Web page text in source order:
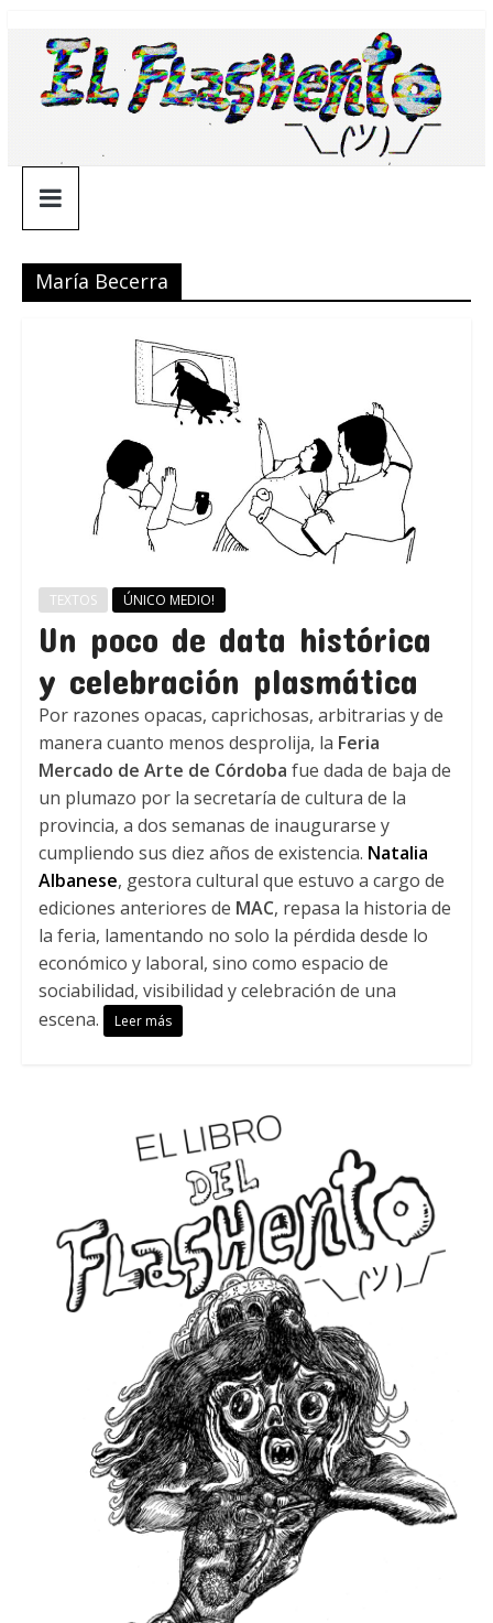
contenido
¯\_(ツ)_/
¯
María Becerra
TEXTOS ÚNICO MEDIO!
Un poco de data histórica
y celebración plasmática
Por razones opacas, caprichosas, arbitrarias y de
manera cuanto menos desprolija, la Feria
Mercado de Arte de Córdoba fue dada de baja de
un plumazo por la secretaría de cultura de la
provincia, a dos semanas de inaugurarse y
cumpliendo sus diez años de existencia. Natalia
Albanese, gestora cultural que estuvo a cargo de
ediciones anteriores de MAC, repasa la historia de
la feria, lamentando no solo la pérdida desde lo
económico y laboral, sino como espacio de
sociabilidad, visibilidad y celebración de una
escena.
Leer más